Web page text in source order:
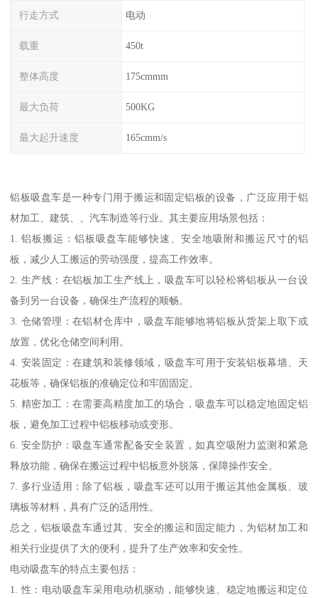
行走方式 电动
载重 450t
整体高度 175cmmm
最大负荷 500KG
最大起升速度 165cmm/s
铝板吸盘车是一种专门用于搬运和固定铝板的设备，广泛应用于铝
材加工、建筑、、汽车制造等行业。其主要应用场景包括：
1. 铝板搬运：铝板吸盘车能够快速、安全地吸附和搬运尺寸的铝
板，减少人工搬运的劳动强度，提高工作效率。
2. 生产线：在铝板加工生产线上，吸盘车可以轻松将铝板从一台设
备到另一台设备，确保生产流程的顺畅。
3. 仓储管理：在铝材仓库中，吸盘车能够地将铝板从货架上取下或
放置，优化仓储空间利用。
4. 安装固定：在建筑和装修领域，吸盘车可用于安装铝板幕墙、天
花板等，确保铝板的准确定位和牢固固定。
5. 精密加工：在需要高精度加工的场合，吸盘车可以稳定地固定铝
板，避免加工过程中铝板移动或变形。
6. 安全防护：吸盘车通常配备安全装置，如真空吸附力监测和紧急
释放功能，确保在搬运过程中铝板意外脱落，保障操作安全。
7. 多行业适用：除了铝板，吸盘车还可以用于搬运其他金属板、玻
璃板等材料，具有广泛的适用性。
总之，铝板吸盘车通过其、安全的搬运和固定能力，为铝材加工和
相关行业提供了大的便利，提升了生产效率和安全性。
电动吸盘车的特点主要包括：
1. 性：电动吸盘车采用电动机驱动，能够快速、稳定地搬运和定位